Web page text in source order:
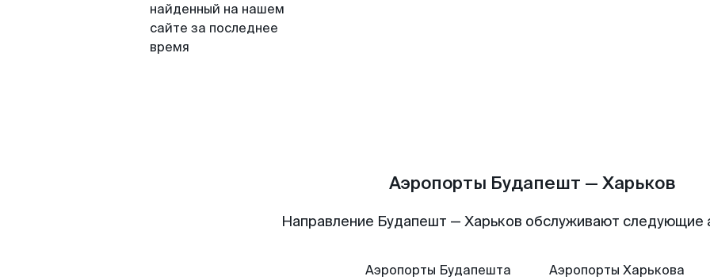
найденный на нашем
сайте за последнее
время
Аэропорты Будапешт — Харьков
Направление Будапешт — Харьков обслуживают следующие
Аэропорты Будапешта
Аэропорты Харькова